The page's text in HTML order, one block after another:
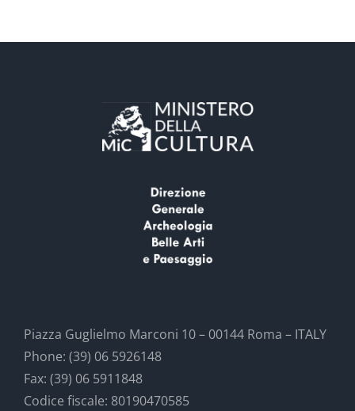
Piazza Guglielmo Marconi 10 – 00144 Roma – ITALY
Phone: (39) 06 5926148
Fax: (39) 06 5911848
Codice fiscale: 80190470585